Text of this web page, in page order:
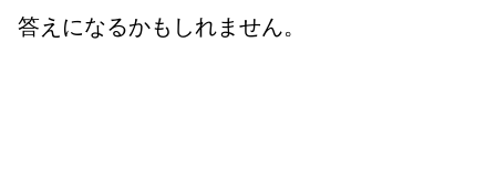
答えになるかもしれません。